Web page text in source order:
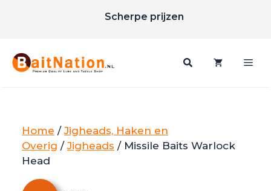
inhoud
Scherpe prijzen
Gratis verzending vanaf €85
Home /Jigheads, Haken en
Overig /Jigheads / Missile Baits Warlock
Head